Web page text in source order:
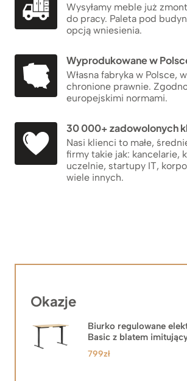
Wysyłamy meble już
do pracy. Paleta pod
opcją wniesienia.
Wyprodukowane w
Własna fabryka w Polsce,
chronione prawnie.
europejskimi normami.
30 000+ zadowolonych
Nasi klienci to małe,
firmy takie jak: kancelarie,
uczelnie, startupy IT,
wiele innych.
Okazje
Biurko regulowane
Basic z blatem
799zł